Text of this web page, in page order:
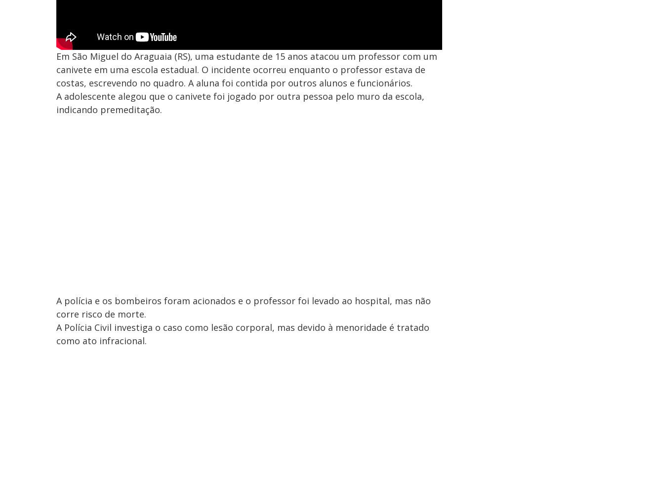
Em São Miguel do Araguaia (RS), uma estudante de 15 anos atacou um professor com um
canivete em uma escola estadual. O incidente ocorreu enquanto o professor estava de
costas, escrevendo no quadro. A aluna foi contida por outros alunos e funcionários.
A adolescente alegou que o canivete foi jogado por outra pessoa pelo muro da escola,
indicando premeditação.
A polícia e os bombeiros foram acionados e o professor foi levado ao hospital, mas não
corre risco de morte.
A Polícia Civil investiga o caso como lesão corporal, mas devido à menoridade é tratado
como ato infracional.